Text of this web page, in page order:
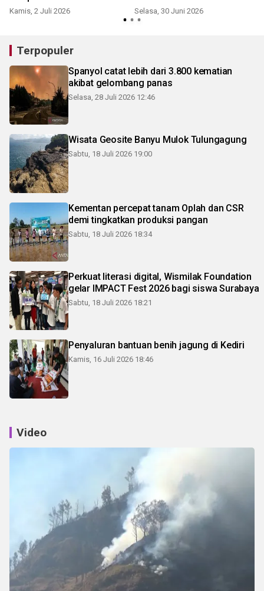
Kamis, 2 Juli 2026 Selasa, 30 Juni 2026
Terpopuler
Spanyol catat lebih dari 3.800 kematian
akibat gelombang panas
Selasa, 28 Juli 2026 12:46
Wisata Geosite Banyu Mulok Tulungagung
Sabtu, 18 Juli 2026 19:00
Kementan percepat tanam Oplah dan CSR
demi tingkatkan produksi pangan
Sabtu, 18 Juli 2026 18:34
Perkuat literasi digital, Wismilak Foundation
gelar IMPACT Fest 2026 bagi siswa Surabaya
Sabtu, 18 Juli 2026 18:21
Penyaluran bantuan benih jagung di Kediri
Kamis, 16 Juli 2026 18:46
Video